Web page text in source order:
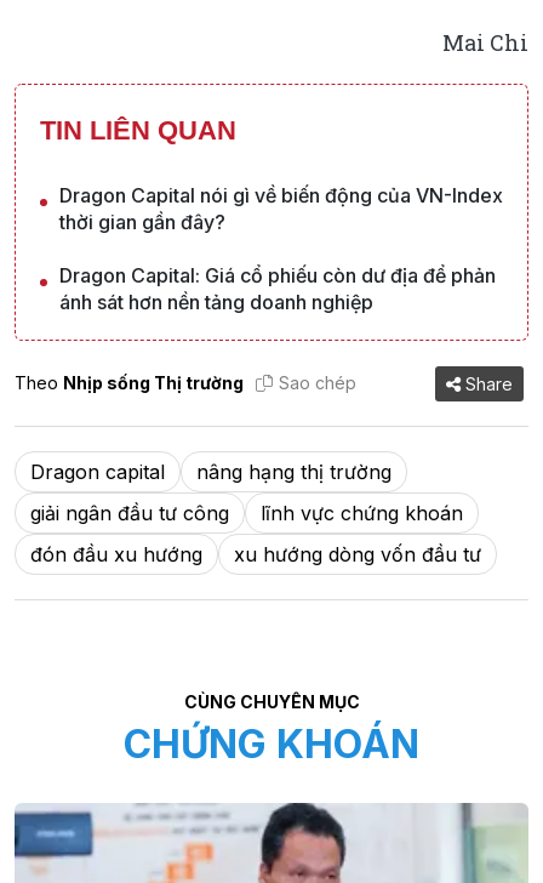
Mai Chi
TIN LIÊN QUAN
Dragon Capital nói gì về biến động của VN-Index
thời gian gần đây?
Dragon Capital: Giá cổ phiếu còn dư địa để phản
ánh sát hơn nền tảng doanh nghiệp
Theo Nhịp sống Thị trường Sao chép Share
Dragon capital
nâng hạng thị trường
giải ngân đầu tư công
lĩnh vực chứng khoán
đón đầu xu hướng
xu hướng dòng vốn đầu tư
CÙNG CHUYÊN MỤC
CHỨNG KHOÁN